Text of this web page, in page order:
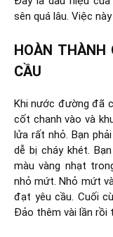
sên quá lâu. Việc
HOÀN THÀNH
CẦU
Khi nước đường đã
cốt chanh vào và
lửa rất nhỏ. Bạn
dễ bị cháy khét.
màu vàng nhạt
nhỏ mứt. Nhỏ mứt
đạt yêu cầu. Cuối
Đảo thêm vài lần rồi